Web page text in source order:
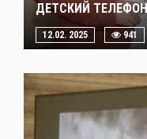
ДЕТСКИЙ
12.02. 2025 941